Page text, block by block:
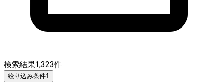
検索結果1,323件
絞り込み条件1